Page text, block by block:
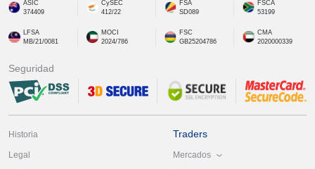
ASIC
374409
CySEC
412/22
FSA
SD089
FSCA
53199
LFSA
MB/21/0081
MOCI
2024/786
FSC
GB25204786
CMA
2020000339
Seguridad
Historia
Legal
Traders
Mercados